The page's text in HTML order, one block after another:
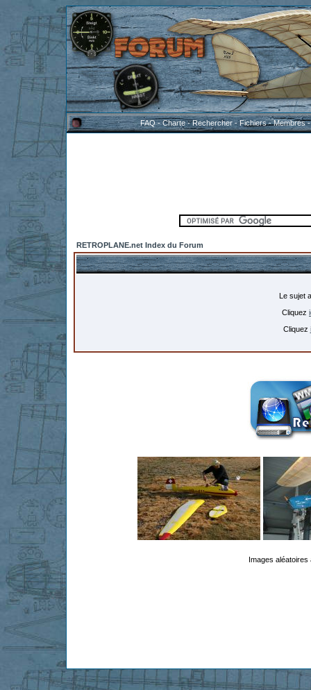
FAQ-Charte-Rechercher-Fichiers-Membres
RETROPLANE.net Index du Forum
Le sujet
Cliquez
Cliquez
Images aléatoires